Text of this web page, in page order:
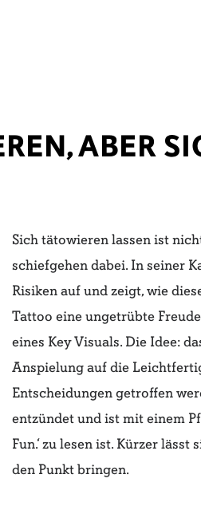
ABER
Sich tätowieren lassen ist
schiefgehendabei. In seiner
Risiken auf und zeigt, wie
Tattoo eine ungetrübte
eines Key Visuals. Die Idee:
Anspielung auf die
Entscheidungengetroffen
entzündet und ist miteinem
Fun.‘ zu lesen ist. Kürzer lässt
den Punkt bringen.